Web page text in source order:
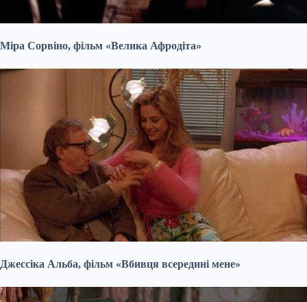
Міра Сорвіно, фільм «Велика Афродіта»
Джессіка Альба, фільм «Вбивця всередині мене»